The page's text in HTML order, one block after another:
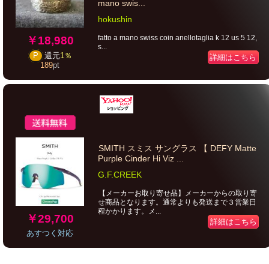
￥18,980
P 還元1％
189pt
mano swis...
hokushin
fatto a mano swiss coin anellotaglia k 12 us 5 12,
s...
詳細はこちら
￥29,700
あすつく対応
SMITH スミス サングラス 【 DEFY Matte
Purple Cinder Hi Viz ...
G.F.CREEK
【メーカーお取り寄せ品】メーカーからの取り寄
せ商品となります。通常よりも発送まで３営業日
程かかります。メ...
詳細はこちら